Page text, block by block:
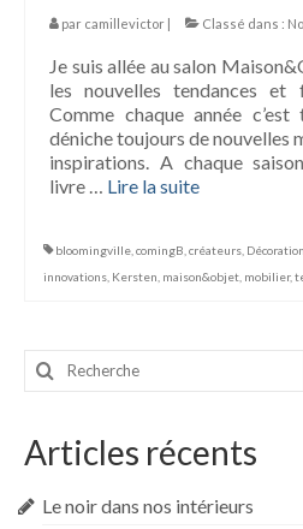
par camillevictor | Classé dans :
Je suis allée au salon
les nouvelles tendances et
Comme chaque année
déniche toujours de nouvelles
inspirations. A chaque
livre … Lire la suite­­
bloomingville comingB créateurs Décoration
innovations Kersten maison&objet mobilier,
Rechercher
Articles récents
Le noir dans nos intérieurs